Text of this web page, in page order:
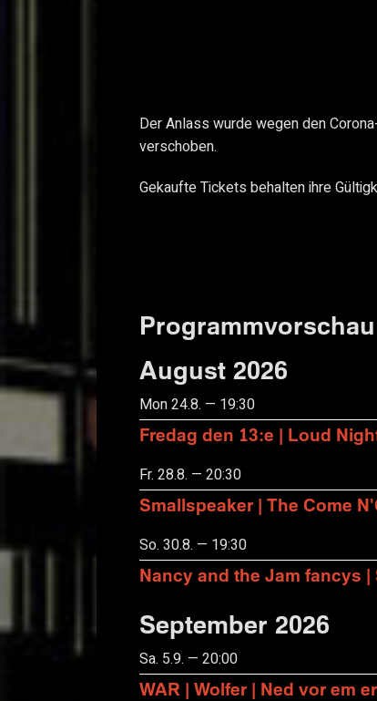
Der Anlass wurde wegen den
verschoben.
Gekaufte Tickets behalten ihre
Programmvorschau
August 2026
Mon 24.8. — 19:30
Fredag den 13:e | Loud
Fr. 28.8. — 20:30
Smallspeaker | The Come
So. 30.8. — 19:30
Nancy and the Jam fancys
September 2026
Sa. 5.9. — 20:00
WAR | Wolfer | Ned vor em